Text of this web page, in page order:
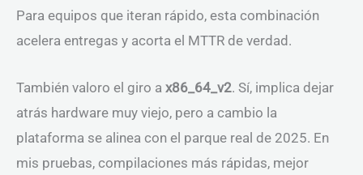
Para equipos que iteran rápido, esta combinación
acelera entregas y acorta el MTTR de verdad.
También valoro el giro a x86_64_v2. Sí, implica dejar
atrás hardware muy viejo, pero a cambio la
plataforma se alinea con el parque real de 2025. En
mis pruebas, compilaciones más rápidas, mejor